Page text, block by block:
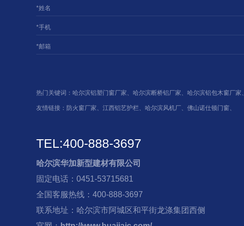
*姓名
*手机
*邮箱
热门关键词： 哈尔滨铝塑门窗厂家、 哈尔滨断桥铝厂家、 哈尔滨铝包木窗厂家、
友情链接： 防火窗厂家、 江西铝艺护栏、 哈尔滨风机厂、 佛山诺仕顿门窗、
TEL:400-888-3697
哈尔滨华加新型建材有限公司
固定电话：0451-53715681
全国客服热线：400-888-3697
联系地址：哈尔滨市阿城区和平街龙涤集团西侧